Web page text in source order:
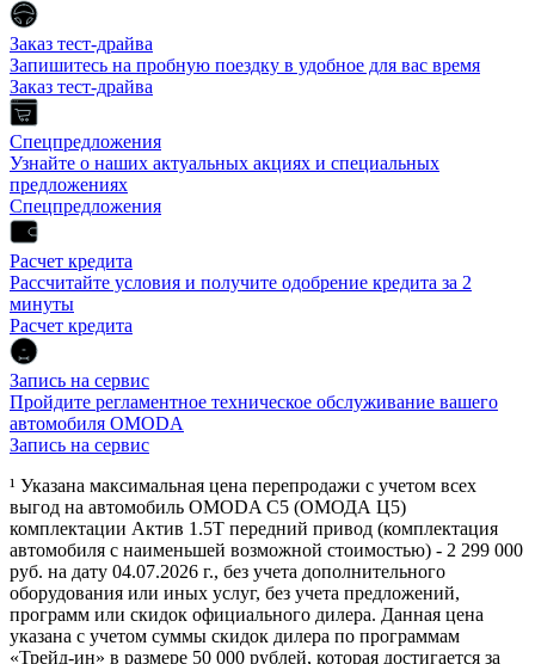
Заказ тест-драйва
Запишитесь на пробную поездку в удобное для вас время
Заказ тест-драйва
Спецпредложения
Узнайте о наших актуальных акциях и специальных
предложениях
Спецпредложения
Расчет кредита
Рассчитайте условия и получите одобрение кредита за 2
минуты
Расчет кредита
Запись на сервис
Пройдите регламентное техническое обслуживание вашего
автомобиля OMODA
Запись на сервис
¹ Указана максимальная цена перепродажи с учетом всех
выгод на автомобиль OMODA C5 (ОМОДА Ц5)
комплектации Актив 1.5Т передний привод (комплектация
автомобиля с наименьшей возможной стоимостью) - 2 299 000
руб. на дату 04.07.2026 г., без учета дополнительного
оборудования или иных услуг, без учета предложений,
программ или скидок официального дилера. Данная цена
указана с учетом суммы скидок дилера по программам
«Трейд-ин» в размере 50 000 рублей, которая достигается за